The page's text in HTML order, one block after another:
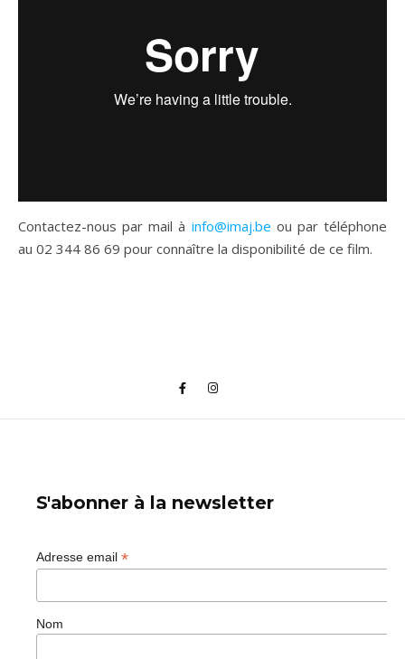
Contactez-nous par mail à info@imaj.be ou par téléphone
au 02 344 86 69 pour connaître la disponibilité de ce film.
S'abonner à la newsletter
Adresse email *
Nom